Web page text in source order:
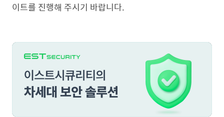
이트를 진행해 주시기 바랍니다.